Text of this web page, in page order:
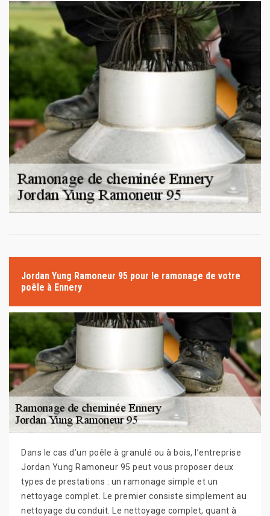
Jordan Yung Ramoneur 95 pour le ramonage de votre
poêle à Ennery
Dans le cas d’un poêle à granulé ou à bois, l’entreprise
Jordan Yung Ramoneur 95 peut vous proposer deux
types de prestations : un ramonage simple et un
nettoyage complet. Le premier consiste simplement au
nettoyage du conduit. Le nettoyage complet, quant à